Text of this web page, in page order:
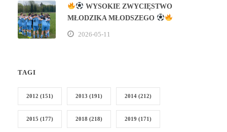
WYSOKIE ZWYCIĘSTWO
MŁODZIKA MŁODSZEGO
2026-05-11
TAGI
2012 (151) 2013 (191) 2014 (212)
2015 (177) 2018 (218) 2019 (171)